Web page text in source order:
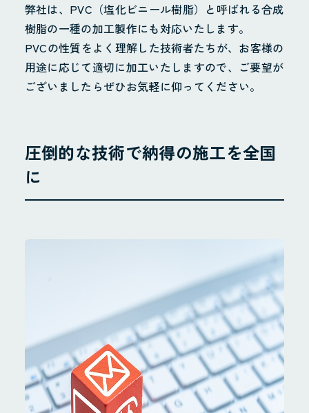
Instagram
会社概要
地域貢献・SDGs
弊社は、PVC（塩化ビニール樹脂）と呼ばれる合成
樹脂の一種の加工製作にも対応いたします。
PVCの性質をよく理解した技術者たちが、お客様の
用途に応じて適切に加工いたしますので、ご要望が
ございましたらぜひお気軽に仰ってください。
圧倒的な技術で納得の施工を全国
に